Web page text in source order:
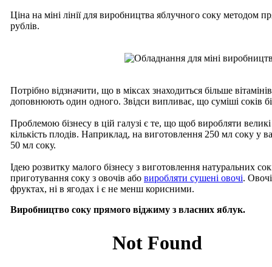
Ціна на міні лінії для виробництва яблучного соку методом
рублів.
Потрібно відзначити, що в міксах знаходиться більше
доповнюють один одного. Звідси випливає, що суміші соків
Проблемою бізнесу в цій галузі є те, що щоб виробляти
кількість плодів. Наприклад, на виготовлення 250 мл соку у
50 мл соку.
Ідею розвитку малого бізнесу з виготовлення натуральних
приготування соку з овочів або виробляти сушені овочі.
фруктах, ні в ягодах і є не менш корисними.
Виробництво соку прямого віджиму з власних яблук.